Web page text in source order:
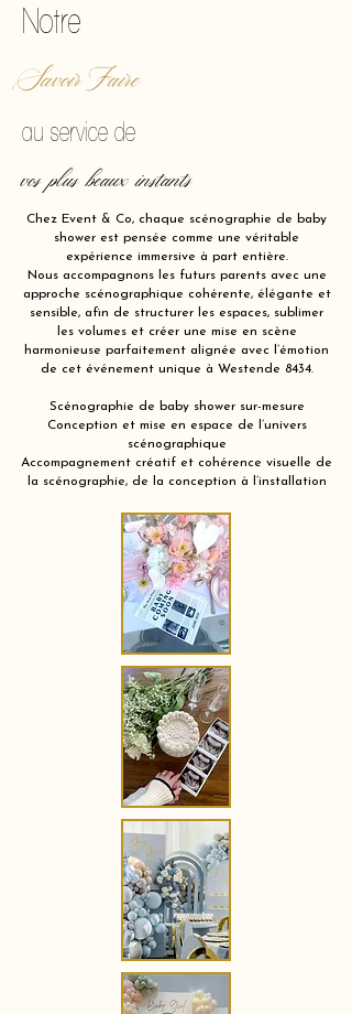
Notre
Savoir Faire
au service de
vos plus beaux instants
Chez Event & Co, chaque scénographie de baby
shower est pensée comme une véritable
expérience immersive à part entière.
Nous accompagnons les futurs parents avec une
approche scénographique cohérente, élégante et
sensible, afin de structurer les espaces, sublimer
les volumes et créer une mise en scène
harmonieuse parfaitement alignée avec l’émotion
de cet événement unique à Westende 8434.
Scénographie de baby shower sur-mesure
Conception et mise en espace de l’univers
scénographique
Accompagnement créatif et cohérence visuelle de
la scénographie, de la conception à l’installation